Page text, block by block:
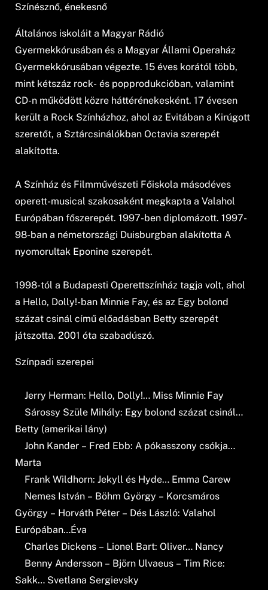
Színésznő, énekesnő
Általános iskoláit a Magyar Rádió
Gyermekkórusában és a Magyar Állami Operaház
Gyermekkórusában végezte. 15 éves korától több,
mint kétszáz rock- és popprodukcióban, valamint
CD-n működött közre háttérénekesként. 17 évesen
került a Rock Színházhoz, ahol az Evitában a Kirúgott
szeretőt, a Sztárcsinálókban Octavia szerepét
alakította.
A Színház és Filmművészeti Főiskola másodéves
operett-musical szakosaként megkapta a Valahol
Európában főszerepét. 1997-ben diplomázott. 1997-
98-ban a németországi Duisburgban alakította A
nyomorultak Eponine szerepét.
1998-tól a Budapesti Operettszínház tagja volt, ahol
a Hello, Dolly!-ban Minnie Fay, és az Egy bolond
százat csinál című előadásban Betty szerepét
játszotta. 2001 óta szabadúszó.
Színpadi szerepei
Jerry Herman: Hello, Dolly!… Miss Minnie Fay
Sárossy Szüle Mihály: Egy bolond százat csinál…
Betty (amerikai lány)
John Kander – Fred Ebb: A pókasszony csókja…
Marta
Frank Wildhorn: Jekyll és Hyde… Emma Carew
Nemes István – Böhm György – Korcsmáros
György – Horváth Péter – Dés László: Valahol
Európában…Éva
Charles Dickens – Lionel Bart: Oliver… Nancy
Benny Andersson – Björn Ulvaeus – Tim Rice:
Sakk… Svetlana Sergievsky